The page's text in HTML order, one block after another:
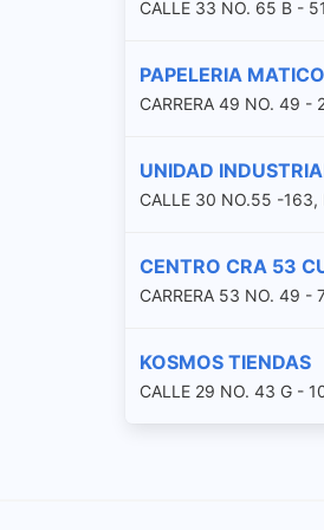
CALLE 33 NO. 65 B -
PAPELERIA
CARRERA 49 NO. 49 -
UNIDAD
CALLE 30 NO.55 -163,
CENTRO CRA 53
CARRERA 53 NO. 49 -
KOSMOS TIENDAS
CALLE 29 NO. 43 G -